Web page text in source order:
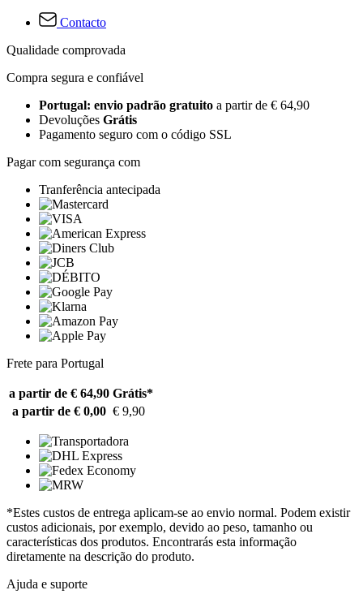
Contacto
Qualidade comprovada
Compra segura e confiável
Portugal: envio padrão gratuito a partir de € 64,90
Devoluções Grátis
Pagamento seguro com o código SSL
Pagar com segurança com
Tranferência antecipada
Frete para Portugal
a partir de € 64,90 Grátis*
a partir de € 0,00 € 9,90
*Estes custos de entrega aplicam-se ao envio normal. Podem existir
custos adicionais, por exemplo, devido ao peso, tamanho ou
características dos produtos. Encontrarás esta informação
diretamente na descrição do produto.
Ajuda e suporte